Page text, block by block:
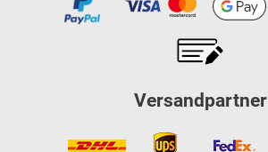
Versandpartner